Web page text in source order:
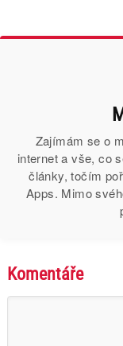
Zajímám se o
internet a vše, co
články, točím
Apps. Mimo
Komentáře